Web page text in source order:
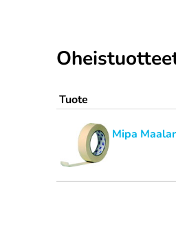
Tuote
Mipa